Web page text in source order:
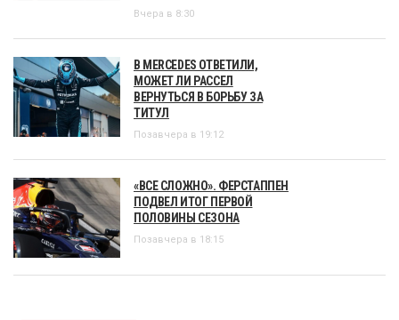
Вчера в 8:30
В MERCEDES ОТВЕТИЛИ,
МОЖЕТ ЛИ РАССЕЛ
ВЕРНУТЬСЯ В БОРЬБУ ЗА
ТИТУЛ
Позавчера в 19:12
«ВСЕ СЛОЖНО». ФЕРСТАППЕН
ПОДВЕЛ ИТОГ ПЕРВОЙ
ПОЛОВИНЫ СЕЗОНА
Позавчера в 18:15